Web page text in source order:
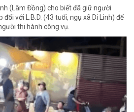
(Lâm Đồng) cho biết đã giữ người
với L.B.D. (43 tuổi, ngụ xã Di Linh) để
thi hành công vụ.